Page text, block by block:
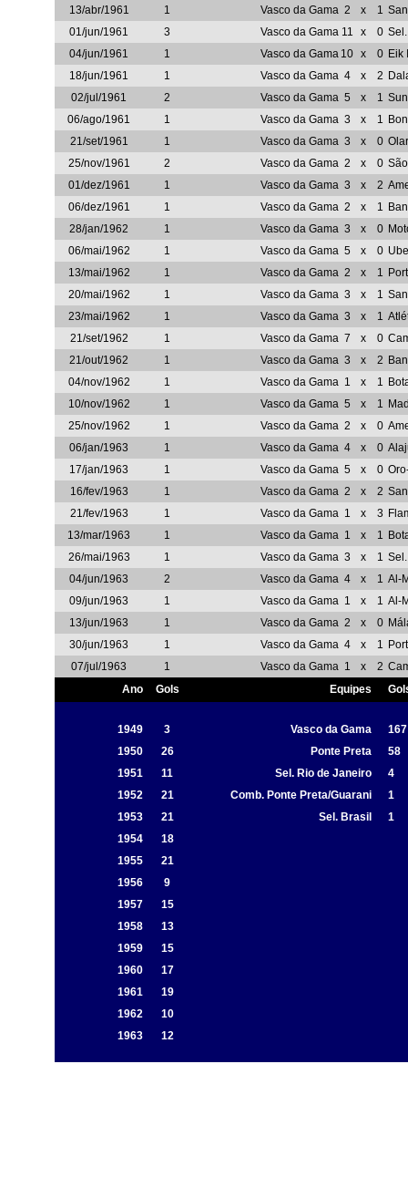
13/abr/1961
1 Vasco da Gama 2 x 1
01/jun/1961
3 Vasco da Gama 11 x 0
04/jun/1961
1 Vasco da Gama 10 x 0 Eik
18/jun/1961
1 Vasco da Gama 4 x 2
02/jul/1961
2 Vasco da Gama 5 x 1
06/ago/1961
1 Vasco da Gama 3 x 1
21/set/1961
1 Vasco da Gama 3 x 0
25/nov/1961
2 Vasco da Gama 2 x 0
01/dez/1961
1 Vasco da Gama 3 x 2
06/dez/1961
1 Vasco da Gama 2 x 1
28/jan/1962
1 Vasco da Gama 3 x 0
06/mai/1962
1 Vasco da Gama 5 x 0
13/mai/1962
1 Vasco da Gama 2 x 1
20/mai/1962
1 Vasco da Gama 3 x 1
23/mai/1962
1 Vasco da Gama 3 x 1
21/set/1962
1 Vasco da Gama 7 x 0
21/out/1962
1 Vasco da Gama 3 x 2
04/nov/1962
1 Vasco da Gama 1 x 1
10/nov/1962
1 Vasco da Gama 5 x 1
25/nov/1962
1 Vasco da Gama 2 x 0
06/jan/1963
1 Vasco da Gama 4 x 0
17/jan/1963
1 Vasco da Gama 5 x 0
16/fev/1963
1 Vasco da Gama 2 x 2
21/fev/1963
1 Vasco da Gama 1 x 3
13/mar/1963
1 Vasco da Gama 1 x 1
26/mai/1963
1 Vasco da Gama 3 x 1
04/jun/1963
2 Vasco da Gama 4 x 1 Al-
09/jun/1963
1 Vasco da Gama 1 x 1 Al-
13/jun/1963
1 Vasco da Gama 2 x 0
30/jun/1963
1 Vasco da Gama 4 x 1
07/jul/1963
1 Vasco da Gama 1 x 2
Ano
Gols Equipes
1949 3 Vasco da Gama
167
1950
26 Ponte Preta
58
1951
11 Sel. Rio de Janeiro
4
1952
21 Comb. Ponte Preta/Guarani
1
1953
21 Sel. Brasil
1
1954
18
1955
21
1956
9
1957
15
1958
13
1959
15
1960
17
1961
19
1962
10
1963
12